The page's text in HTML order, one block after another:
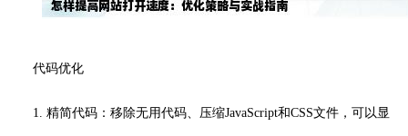
代码优化
1. 精简代码：移除无用代码、压缩JavaScript和CSS文件，可以显